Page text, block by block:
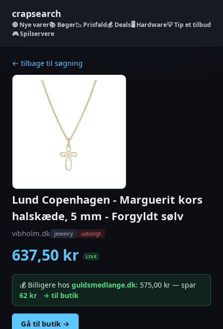
crapsearch
Nye varer📚 Bøger📉 Prisfald💰 Deals🖥️ Hardware💡 Tip et tilbud
🎮 Spilservere
← tilbage til søgning
Lund Copenhagen - Marguerit kors
halskæde, 5 mm - Forgyldt sølv
vibholm.dk jewelry udsolgt
637,50 kr LIVE
💰 Billigere hos guldsmedlange.dk: 575,00 kr — spar
62 kr
→ til butik
Gå til butik →